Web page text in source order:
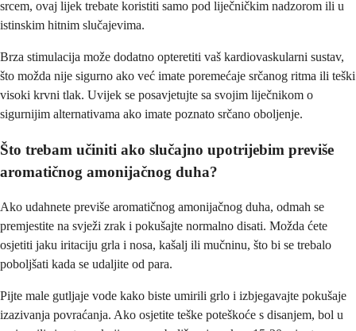
srcem, ovaj lijek trebate koristiti samo pod liječničkim nadzorom ili u
istinskim hitnim slučajevima.
Brza stimulacija može dodatno opteretiti vaš kardiovaskularni sustav,
što možda nije sigurno ako već imate poremećaje srčanog ritma ili teški
visoki krvni tlak. Uvijek se posavjetujte sa svojim liječnikom o
sigurnijim alternativama ako imate poznato srčano oboljenje.
Što trebam učiniti ako slučajno upotrijebim previše
aromatičnog amonijačnog duha?
Ako udahnete previše aromatičnog amonijačnog duha, odmah se
premjestite na svježi zrak i pokušajte normalno disati. Možda ćete
osjetiti jaku iritaciju grla i nosa, kašalj ili mučninu, što bi se trebalo
poboljšati kada se udaljite od para.
Pijte male gutljaje vode kako biste umirili grlo i izbjegavajte pokušaje
izazivanja povraćanja. Ako osjetite teške poteškoće s disanjem, bol u